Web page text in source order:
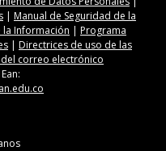
| Manual de Seguridad de la
la Información | Programa
| Directrices de uso de las
correo electrónico